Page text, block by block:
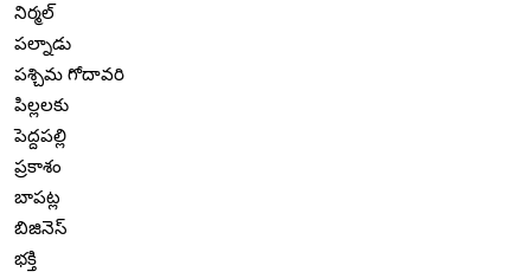
నిర్మల్
పల్నాడు
పశ్చిమ గోదావరి
పిల్లలకు
పెద్దపల్లి
ప్రకాశం
బాపట్ల
బిజినెస్
భక్తి